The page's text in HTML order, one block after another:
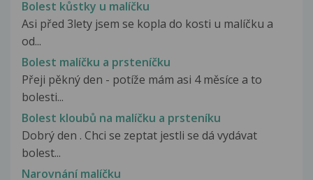
Bolest kůstky u malíčku
Asi před 3lety jsem se kopla do kosti u malíčku a
od...
Bolest malíčku a prsteníčku
Přeji pěkný den - potíže mám asi 4 měsíce a to
bolesti...
Bolest kloubů na malíčku a prsteníku
Dobrý den . Chci se zeptat jestli se dá vydávat
bolest...
Narovnání malíčku